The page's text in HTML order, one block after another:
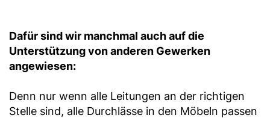
Dafür sind wir manchmal auch auf die
Unterstützung von anderen Gewerken
angewiesen:
Denn nur wenn alle Leitungen an der richtigen
Stelle sind, alle Durchlässe in den Möbeln passen